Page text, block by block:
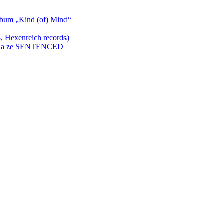
„Kind (of) Mind“
records)
ze SENTENCED